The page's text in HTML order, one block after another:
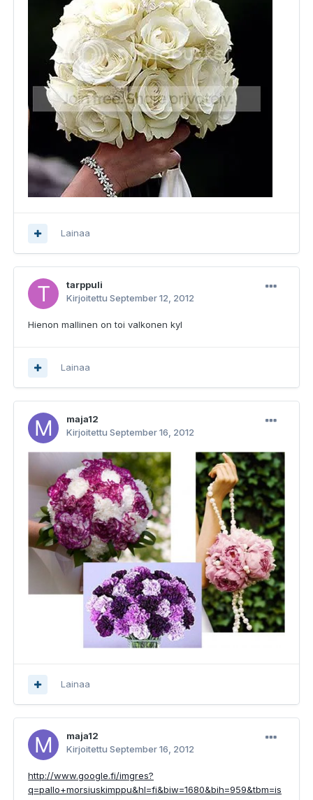
Lainaa
tarppuli
Kirjoitettu September 12, 2012
Hienon mallinen on toi valkonen kyl
Lainaa
maja12
Kirjoitettu September 16, 2012
Lainaa
maja12
Kirjoitettu September 16, 2012
http://www.google.fi/imgres?
q=pallo+morsiuskimppu&hl=fi&biw=1680&bih=959&tbm=is